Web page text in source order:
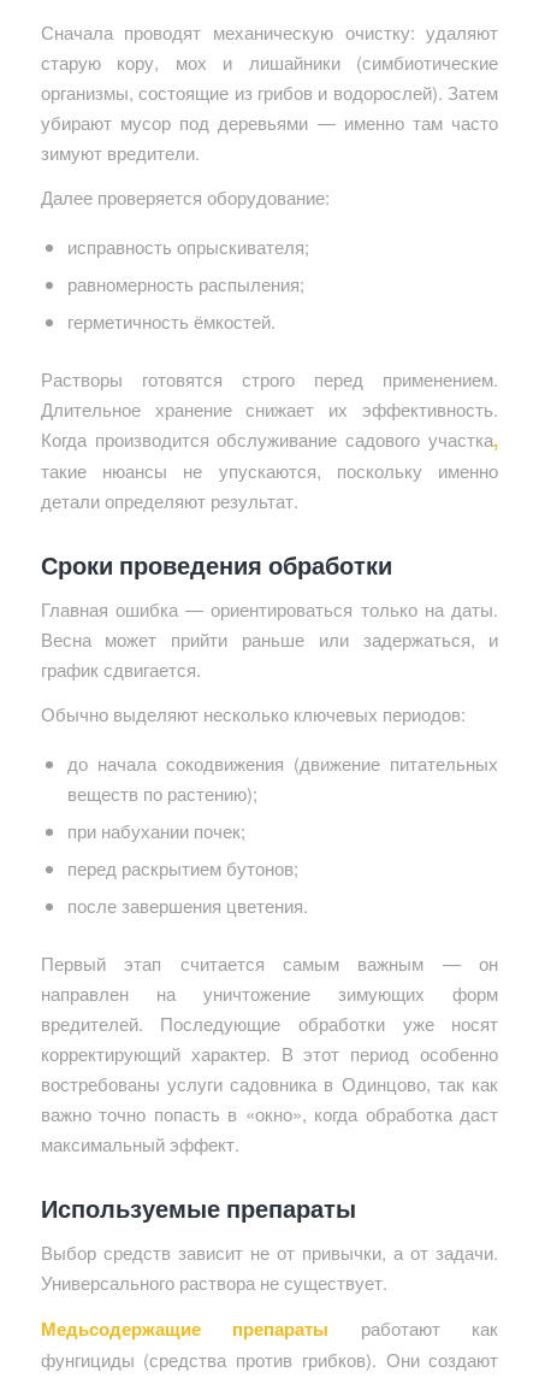
Сначала проводят механическую очистку: удаляют
старую кору, мох и лишайники (симбиотические
организмы, состоящие из грибов и водорослей). Затем
убирают мусор под деревьями — именно там часто
зимуют вредители.
Далее проверяется оборудование:
исправность опрыскивателя;
равномерность распыления;
герметичность ёмкостей.
Растворы готовятся строго перед применением.
Длительное хранение снижает их эффективность.
Когда производится обслуживание садового участка,
такие нюансы не упускаются, поскольку именно
детали определяют результат.
Сроки проведения обработки
Главная ошибка — ориентироваться только на даты.
Весна может прийти раньше или задержаться, и
график сдвигается.
Обычно выделяют несколько ключевых периодов:
до начала сокодвижения (движение питательных
веществ по растению);
при набухании почек;
перед раскрытием бутонов;
после завершения цветения.
Первый этап считается самым важным — он
направлен на уничтожение зимующих форм
вредителей. Последующие обработки уже носят
корректирующий характер. В этот период особенно
востребованы услуги садовника в Одинцово, так как
важно точно попасть в «окно», когда обработка даст
максимальный эффект.
Используемые препараты
Выбор средств зависит не от привычки, а от задачи.
Универсального раствора не существует.
Медьсодержащие препараты работают как
фунгициды (средства против грибков). Они создают